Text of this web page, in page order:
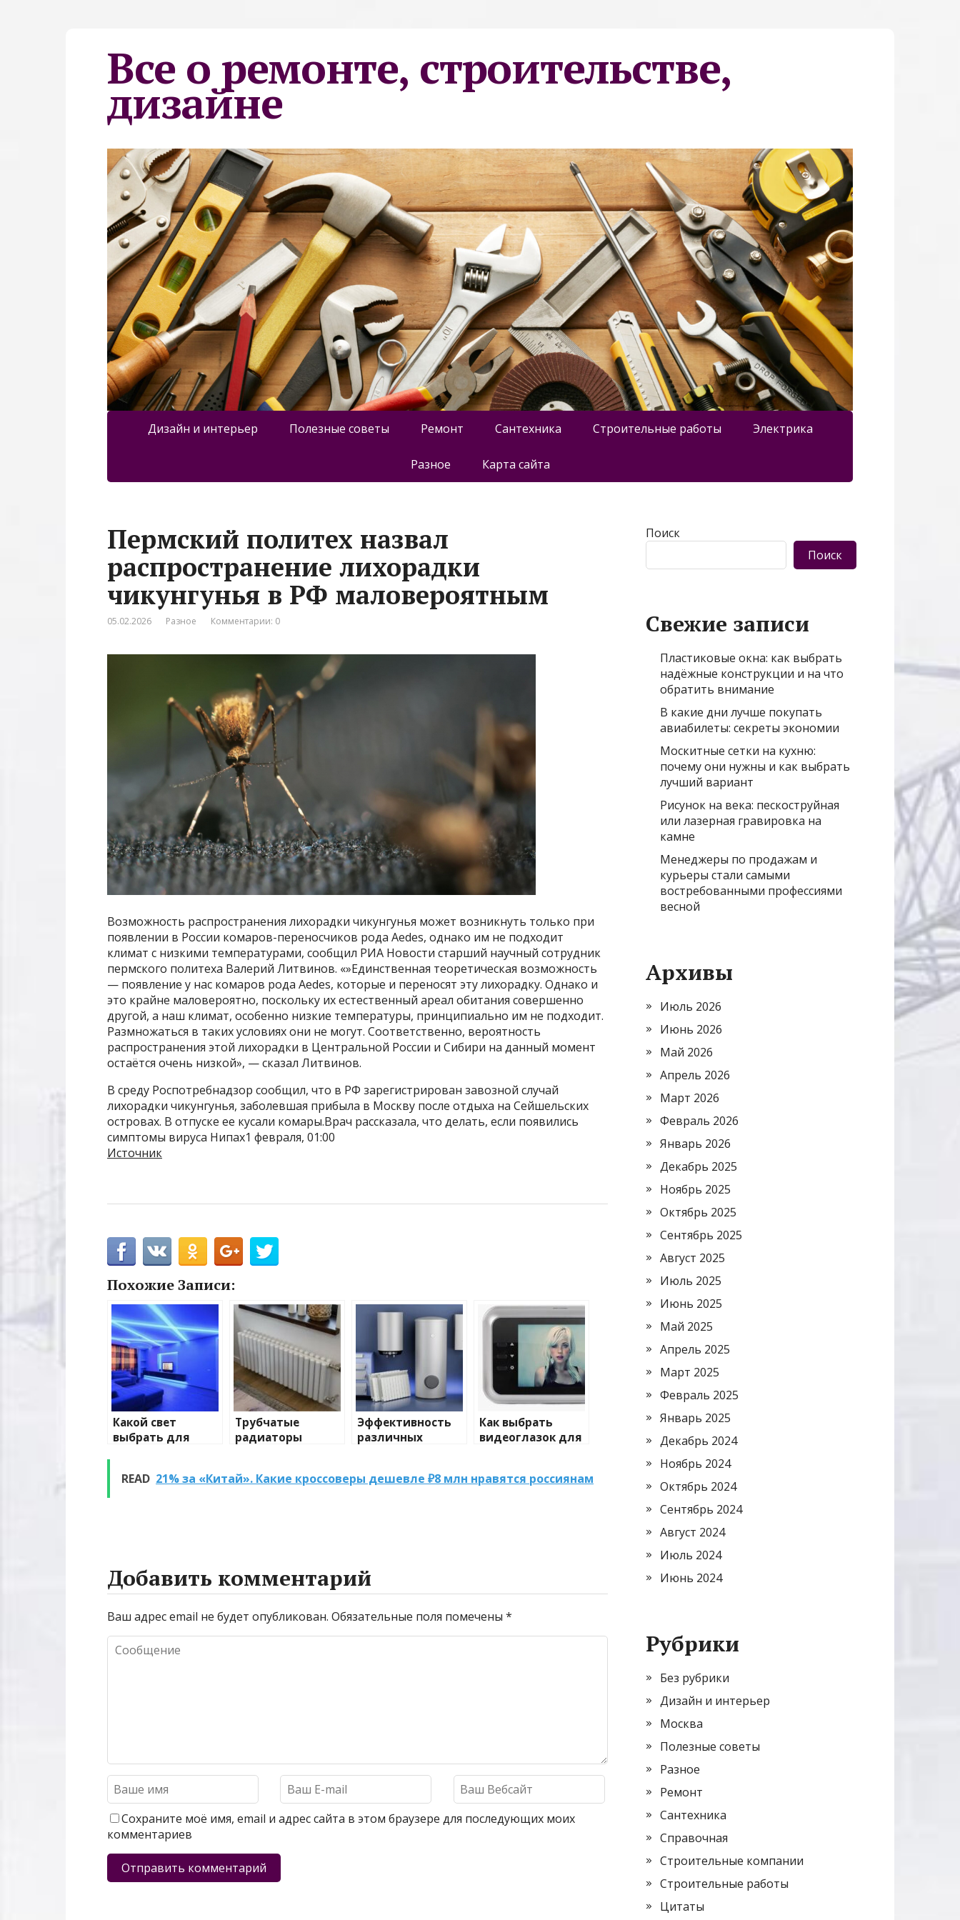
Все о ремонте, строительстве,
дизайне
Дизайн и интерьер Полезные советы Ремонт Сантехника Строительные работы Электрика
Разное Карта сайта
Пермский политех назвал
распространение лихорадки
чикунгунья в РФ маловероятным
05.02.2026 Разное Комментарии: 0
Возможность распространения лихорадки чикунгунья может возникнуть только при
появлении в России комаров-переносчиков рода Aedes, однако им не подходит
климат с низкими температурами, сообщил РИА Новости старший научный сотрудник
пермского политеха Валерий Литвинов. «»Единственная теоретическая возможность
— появление у нас комаров рода Aedes, которые и переносят эту лихорадку. Однако и
это крайне маловероятно, поскольку их естественный ареал обитания совершенно
другой, а наш климат, особенно низкие температуры, принципиально им не подходит.
Размножаться в таких условиях они не могут. Соответственно, вероятность
распространения этой лихорадки в Центральной России и Сибири на данный момент
остаётся очень низкой», — сказал Литвинов.
В среду Роспотребнадзор сообщил, что в РФ зарегистрирован завозной случай
лихорадки чикунгунья, заболевшая прибыла в Москву после отдыха на Сейшельских
островах. В отпуске ее кусали комары.Врач рассказала, что делать, если появились
симптомы вируса Нипах1 февраля, 01:00
Источник
Похожие Записи:
Какой свет
выбрать для
Трубчатые
радиаторы
Эффективность
различных
очистке и
Как выбрать
видеоглазок для
READ 21% за «Китай». Какие кроссоверы дешевле ₽8 млн нравятся россиянам
Добавить комментарий
Ваш адрес email не будет опубликован. Обязательные поля помечены *
Сохраните моё имя, email и адрес сайта в этом браузере для последующих моих
комментариев
Поиск
Поиск
Свежие записи
Пластиковые окна: как выбрать
надёжные конструкции и на что
обратить внимание
В какие дни лучше покупать
авиабилеты: секреты экономии
Москитные сетки на кухню:
почему они нужны и как выбрать
лучший вариант
Рисунок на века: пескоструйная
или лазерная гравировка на
камне
Менеджеры по продажам и
курьеры стали самыми
востребованными профессиями
весной
Архивы
Июль 2026
Июнь 2026
Май 2026
Апрель 2026
Март 2026
Февраль 2026
Январь 2026
Декабрь 2025
Ноябрь 2025
Октябрь 2025
Сентябрь 2025
Август 2025
Июль 2025
Июнь 2025
Май 2025
Апрель 2025
Март 2025
Февраль 2025
Январь 2025
Декабрь 2024
Ноябрь 2024
Октябрь 2024
Сентябрь 2024
Август 2024
Июль 2024
Июнь 2024
Рубрики
Без рубрики
Дизайн и интерьер
Москва
Полезные советы
Разное
Ремонт
Сантехника
Справочная
Строительные компании
Строительные работы
Цитаты